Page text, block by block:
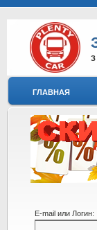
ГЛАВНАЯ
E-mail или Логин: